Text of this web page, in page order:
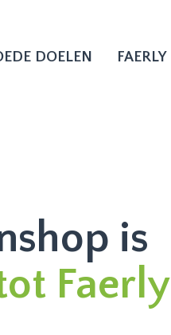
DOELEN FAERLY
is
Faerly